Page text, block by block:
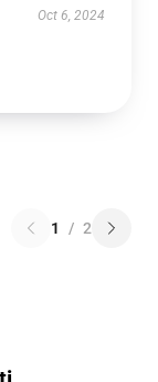
Oct 6, 2024
1 / 2